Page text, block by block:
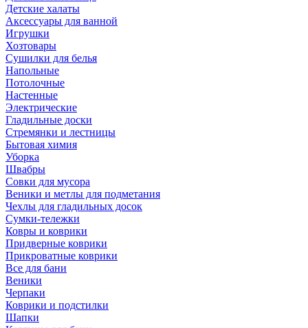
Детские халаты
Аксессуары для ванной
Игрушки
Хозтовары
Сушилки для белья
Напольные
Потолочные
Настенные
Электрические
Гладильные доски
Стремянки и лестницы
Бытовая химия
Уборка
Швабры
Совки для мусора
Веники и метлы для подметания
Чехлы для гладильных досок
Сумки-тележки
Ковры и коврики
Придверные коврики
Прикроватные коврики
Все для бани
Веники
Черпаки
Коврики и подстилки
Шапки